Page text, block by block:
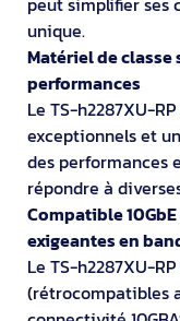
unique.
Matériel de classe
performances
Le TS-h2287XU-
exceptionnels et
des performances
répondre à
Compatible
exigeantes en
Le TS-h2287XU-
(rétrocompatibles